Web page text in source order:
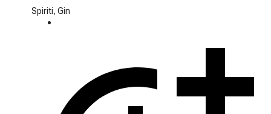
Spiriti, Gin